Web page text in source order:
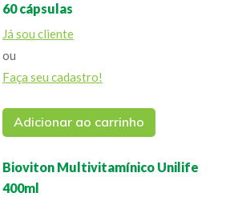
60 cápsulas
Já sou cliente
ou
Faça seu cadastro!
Adicionar ao carrinho
Bioviton Multivitamínico Unilife
400ml